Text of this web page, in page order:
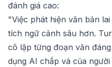
đánh giá cao:
"Việc phát hiện văn bản
tích ngữ cảnh sâu hơn.
cô lập từng đoạn văn
dụng AI chắp vá của người